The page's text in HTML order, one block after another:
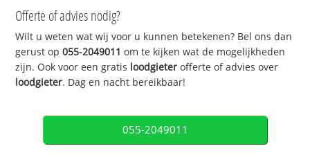
Offerte of advies nodig?
Wilt u weten wat wij voor u kunnen betekenen? Bel ons dan
gerust op055-2049011 om te kijken wat de mogelijkheden
zijn. Ook voor een gratis loodgieter offerte of advies over
loodgieter. Dag en nacht bereikbaar!
055-2049011